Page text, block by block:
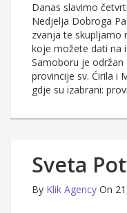
Danas slavimo
Nedjelja Dobroga
zvanja te skupljamo
koje možete dati na
Samoboru je održan
provincije sv. Ćirila i
gdje su izabrani:
Sveta
By Klik Agency On